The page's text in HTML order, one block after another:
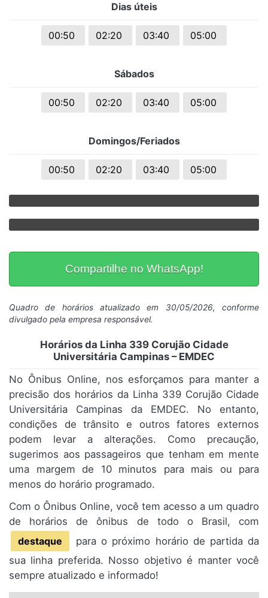
Dias úteis
00:50 02:20 03:40 05:00
Sábados
00:50 02:20 03:40 05:00
Domingos/Feriados
00:50 02:20 03:40 05:00
Compartilhe no WhatsApp!
Quadro de horários atualizado em 30/05/2026, conforme
divulgado pela empresa responsável.
Horários da Linha 339 Corujão Cidade
Universitária Campinas – EMDEC
No Ônibus Online, nos esforçamos para manter a
precisão dos horários da Linha 339 Corujão Cidade
Universitária Campinas da EMDEC. No entanto,
condições de trânsito e outros fatores externos
podem levar a alterações. Como precaução,
sugerimos aos passageiros que tenham em mente
uma margem de 10 minutos para mais ou para
menos do horário programado.
Com o Ônibus Online, você tem acesso a um quadro
de horários de ônibus de todo o Brasil, com
destaque
para o próximo horário de partida da
sua linha preferida. Nosso objetivo é manter você
sempre atualizado e informado!